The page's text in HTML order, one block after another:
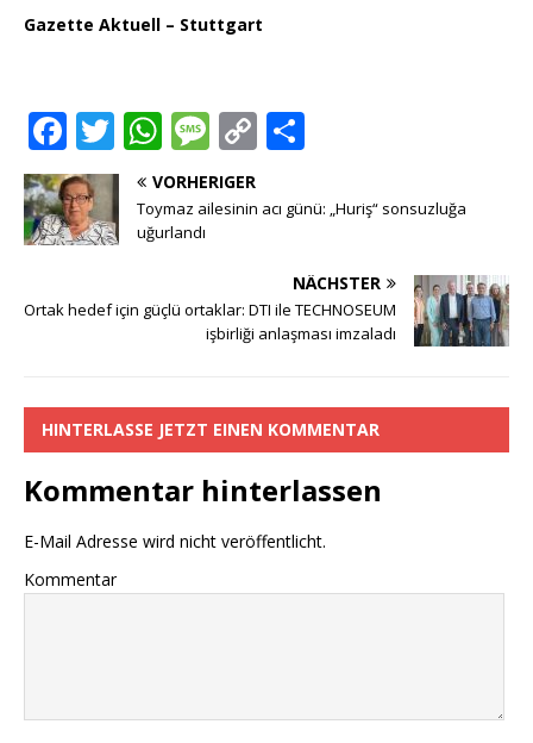
Gazette Aktuell – Stuttgart
F
a
c
e
o
k
T
w
it
te
W
h
at
s
p
M
e
ss
e
C
p
n
le
VORHERIGER
Toymaz ailesinin acı günü: „Huriş“ sonsuzluğa
uğurlandı
NÄCHSTER
Ortak hedef için güçlü ortaklar: DTI ile TECHNOSEUM
işbirliği anlaşması imzaladı
HINTERLASSE JETZT EINEN KOMMENTAR
Kommentar hinterlassen
E-Mail Adresse wird nicht veröffentlicht.
Kommentar